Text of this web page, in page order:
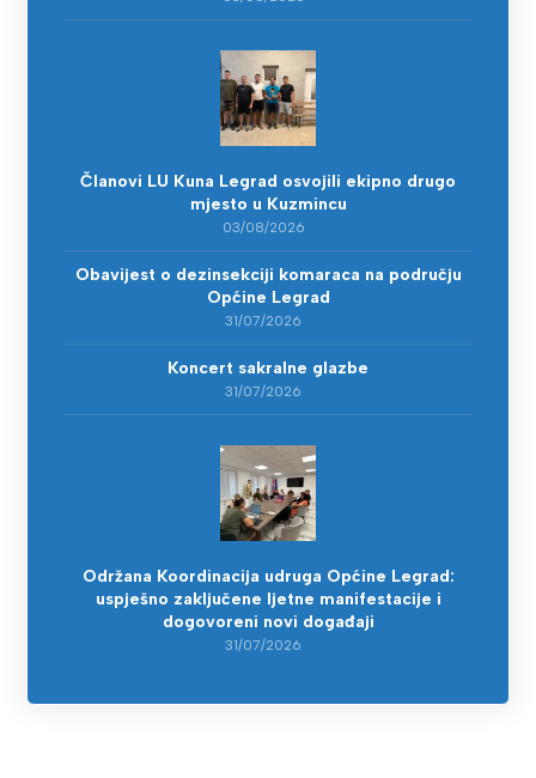
Članovi LU Kuna Legrad osvojili ekipno drugo
mjesto u Kuzmincu
03/08/2026
Obavijest o dezinsekciji komaraca na području
Općine Legrad
31/07/2026
Koncert sakralne glazbe
31/07/2026
Održana Koordinacija udruga Općine Legrad:
uspješno zaključene ljetne manifestacije i
dogovoreni novi događaji
31/07/2026